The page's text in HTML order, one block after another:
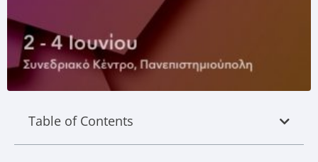
Table of Contents